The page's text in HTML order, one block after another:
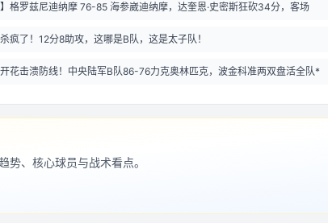
】格罗兹尼迪纳摩 76-85 海参崴迪纳摩，达奎恩·史密斯狂砍34分，客场
疯了！12分8助攻，这哪是B队，这是太子队！
花击溃防线！中央陆军B队86-76力克奥林匹克，波金科准两双盘活全队*
、核心球员与战术看点。